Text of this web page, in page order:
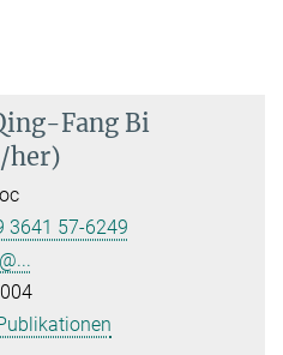
Fang Bi
her)
3641 57-6249